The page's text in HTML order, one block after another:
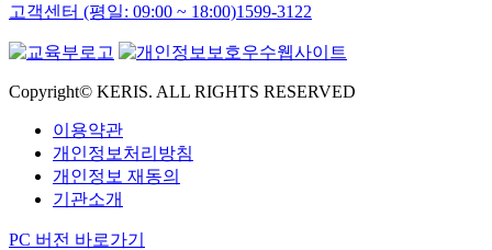
고객센터 (평일: 09:00 ~ 18:00)1599-3122
Copyright© KERIS. ALL RIGHTS RESERVED
이용약관
개인정보처리방침
개인정보 재동의
기관소개
PC 버전 바로가기